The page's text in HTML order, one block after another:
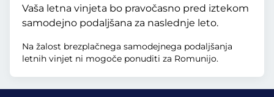
Vaša letna vinjeta bo pravočasno pred iztekom
samodejno podaljšana za naslednje leto.
Na žalost brezplačnega samodejnega podaljšanja
letnih vinjet ni mogoče ponuditi za Romunijo.